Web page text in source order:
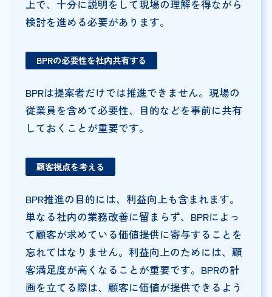
上で、十分に説明をして現場の理解を得ながら
検討を進める必要があります。
BPRの必要性を社内共有する
BPRは提案者だけでは推進できません。現場の
従業員を含めて必要性、目的などを事前に共有
しておくことが重要です。
顧客視点を考える
BPR推進の目的には、利益向上も含まれます。
単なる社内の業務改善に留まらず、BPRによっ
て顧客が求めている価値提供に寄与することを
忘れてはなりません。利益向上のためには、顧
客満足度が高くなることが重要です。BPRの計
画を立てる際は、顧客に価値が提供できるよう